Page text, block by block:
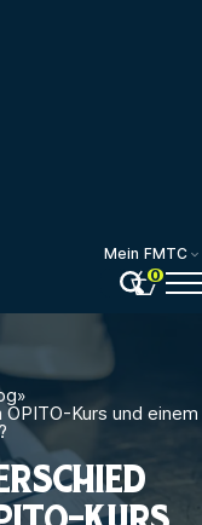
Mein FMTC
0
»
Kurs und einem